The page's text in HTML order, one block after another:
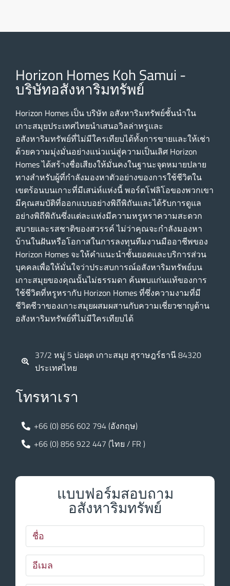
Horizon Homes Koh Samui -
บริษัทอสังหาริมทรัพย์
Horizon Homes เป็น บริษัท อสังหาริมทรัพย์ชั้นนําใน
เกาะสมุยประเทศไทยนําเสนอวิลล่าหรูและ
อสังหาริมทรัพย์ที่ไม่มีใครเทียบได้ทั้งการขายและให้เช่า
ด้วยความมุ่งมั่นอย่างแน่วแน่สู่ความเป็นเลิศ Horizon
Homes ได้สร้างชื่อเสียงให้มั่นคงในฐานะจุดหมายปลาย
ทางสําหรับผู้ที่กําลังมองหาตัวอย่างของการใช้ชีวิตใน
เขตร้อนบนเกาะที่มีเสน่ห์แห่งนี้ พอร์ตโฟลิโอของพวกเขา
มีคุณสมบัติที่ออกแบบอย่างพิถีพิถันและได้รับการดูแล
อย่างพิถีพิถันซึ่งแต่ละแห่งมีความหรูหราความสะดวก
สบายและรสชาติของสวรรค์ ไม่ว่าคุณจะกําลังมองหา
บ้านในฝันหรือโอกาสในการลงทุนทีมงานมืออาชีพของ
Horizon Homes จะให้คําแนะนําชั้นยอดและบริการส่วน
บุคคลเพื่อให้มั่นใจว่าประสบการณ์อสังหาริมทรัพย์บน
เกาะสมุยของคุณนั้นไม่ธรรมดา ค้นพบแก่นแท้ของการ
ใช้ชีวิตที่หรูหรากับ Horizon Homes ที่ซึ่งความงามที่มี
ชีวิตชีวาของเกาะสมุยผสมผสานกับความเชี่ยวชาญด้าน
อสังหาริมทรัพย์ที่ไม่มีใครเทียบได้
37/2 หมู่ 5 บ่อผุด เกาะสมุย สุราษฎร์ธานี 84320
ประเทศไทย
โทรหาเรา
+66 (0) 856 602 794 (อังกฤษ)
+66 (0) 856 922 447 (ไทย / FR )
แบบฟอร์มสอบถาม
อสังหาริมทรัพย์